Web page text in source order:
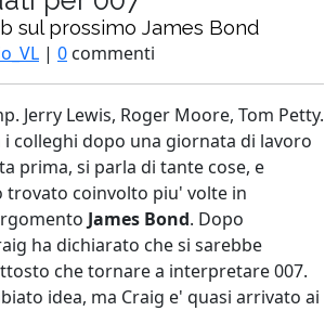
sul prossimo James Bond
| 0 commenti
Jerry Lewis, Roger Moore, Tom Petty.
i colleghi dopo una giornata di lavoro
prima, si parla di tante cose, e
trovato coinvolto piu' volte in
James Bond. Dopo
ha dichiarato che si sarebbe
che tornare a interpretare 007.
idea, ma Craig e' quasi arrivato ai